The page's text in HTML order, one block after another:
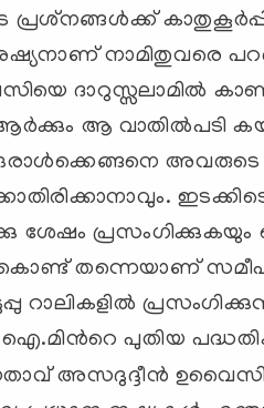
നാമിതുവരെ
ദാറുസ്സലാമില്‍
ആ വാതില്‍പടി
അവരുടെ
ശേഷം പ്രസംഗിക്കുകയും
തന്നെയാണ്‌
റാലികളില്‍
പുതിയ
അസദുദ്ദീന്‍